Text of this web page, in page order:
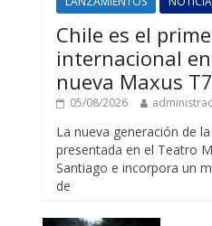
Chile es el
internacional
nueva Maxus
05/08/2026
La nueva generación de
presentada en el Teatro
Santiago e incorpora un
de